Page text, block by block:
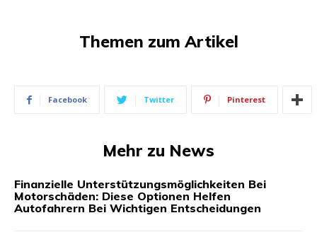
Themen zum Artikel
Facebook Twitter Pinterest
Mehr zu News
Finanzielle Unterstützungsmöglichkeiten Bei
Motorschäden: Diese Optionen Helfen
Autofahrern Bei Wichtigen Entscheidungen